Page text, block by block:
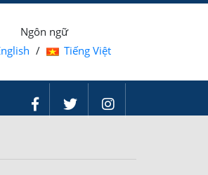
Ngôn ngữ
/ Tiếng Việt